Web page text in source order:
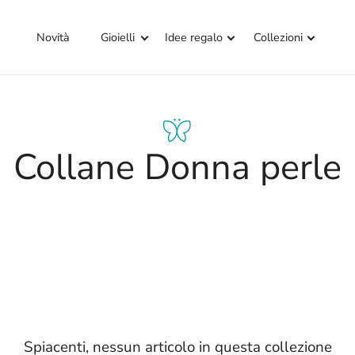
Novità Gioielli Idee regalo Collezioni
Collane Donna perle
Spiacenti, nessun articolo in questa collezione